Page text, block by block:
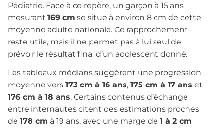
Pédiatrie. Face à ce repère, un garçon à 15 ans
mesurant 169 cm se situe à environ 8 cm de cette
moyenne adulte nationale. Ce rapprochement
reste utile, mais il ne permet pas à lui seul de
prévoir le résultat final d’un adolescent donné.
Les tableaux médians suggèrent une progression
moyenne vers 173 cm à 16 ans, 175 cm à 17 ans et
176 cm à 18 ans. Certains contenus d’échange
entre internautes citent des estimations proches
de 178 cm à 19 ans, avec une marge de 1 à 2 cm